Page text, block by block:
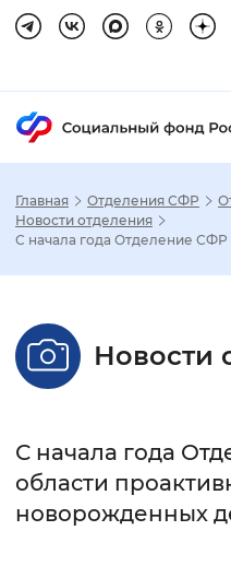
Настройка
Стандартный
Главная Отделения СФР
Новости отделения
С начала года Отделение СФР
Новости
С начала года
области
новорожденных